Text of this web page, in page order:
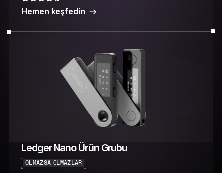
Hemen keşfedin
Ledger Nano Ürün Grubu
OLMAZSA OLMAZLAR